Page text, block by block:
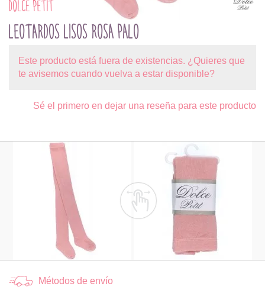
DOLCE PETIT
LEOTARDOS LISOS ROSA PALO
Este producto está fuera de existencias. ¿Quieres que
te avisemos cuando vuelva a estar disponible?
Sé el primero en dejar una reseña para este producto
Métodos de envío